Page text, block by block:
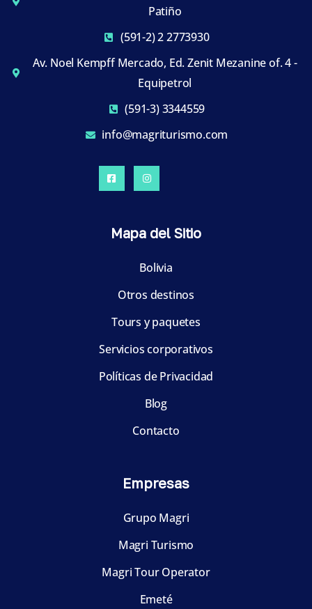
Patiño
(591-2) 2 2773930
Av. Noel Kempff Mercado, Ed. Zenit Mezanine of. 4 -
Equipetrol
(591-3) 3344559
info@magriturismo.com
Mapa del Sitio
Bolivia
Otros destinos
Tours y paquetes
Servicios corporativos
Políticas de Privacidad
Blog
Contacto
Empresas
Grupo Magri
Magri Turismo
Magri Tour Operator
Emeté